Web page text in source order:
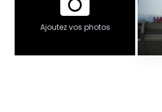
Ajoutez vos photos